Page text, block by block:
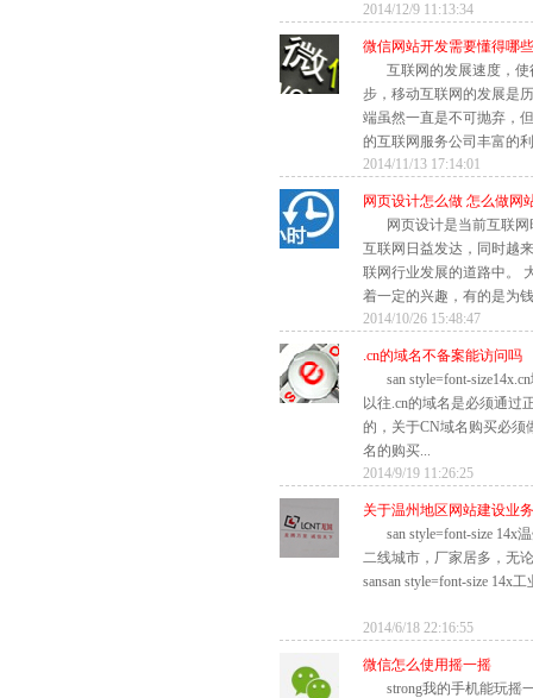
2014/12/9 11:13:34
微信网站开发需要懂得哪
互联网的发展速度，
步，移动互联网的发展是
端虽然一直是不可抛弃，
的互联网服务公司丰富的
2014/11/13 17:14:01
网页设计怎么做 怎么做网
网页设计是当前互联
互联网日益发达，同时越
联网行业发展的道路中。
着一定的兴趣，有的是为
2014/10/26 15:48:47
.cn的域名不备案能访问吗
san style=font-
以往.cn的域名是必须通过
的，关于CN域名购买必须
名的购买...
2014/9/19 11:26:25
关于温州地区网站建设业务
san style=font-size 14x
二线城市，厂家居多，无
sansan style=font-size 14x
2014/6/18 22:16:55
微信怎么使用摇一摇
strong我的手机能玩摇